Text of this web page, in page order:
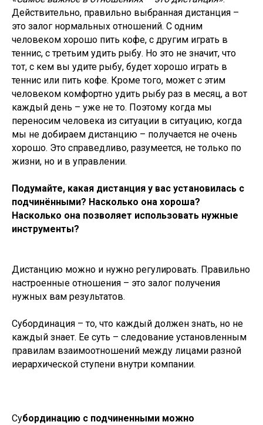
Действительно, правильно выбранная дистанция –
это залог нормальных отношений. С одним
человеком хорошо пить кофе, с другим играть в
теннис, с третьим удить рыбу. Но это не значит, что
тот, с кем вы удите рыбу, будет хорошо играть в
теннис или пить кофе. Кроме того, может с этим
человеком комфортно удить рыбу раз в месяц, а вот
каждый день – уже не то. Поэтому когда мы
переносим человека из ситуации в ситуацию, когда
мы не добираем дистанцию – получается не очень
хорошо. Это справедливо, разумеется, не только по
жизни, но и в управлении.
Подумайте, какая дистанция у вас установилась с
подчинёнными? Насколько она хороша?
Насколько она позволяет использовать нужные
инструменты?
Дистанцию можно и нужно регулировать. Правильно
настроенные отношения – это залог получения
нужных вам результатов.
Субординация – то, что каждый должен знать, но не
каждый знает. Ее суть – следование установленным
правилам взаимоотношений между лицами разной
иерархической ступени внутри компании.
Субординацию с подчиненными можно